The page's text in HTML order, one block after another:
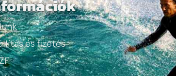
és fizetés